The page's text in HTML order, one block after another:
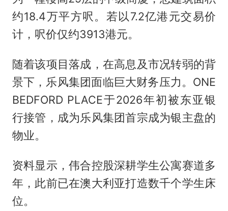
约18.4万平方呎。若以7.2亿港元交易价
计，呎价仅约3913港元。
随着该项目落成，在高息及市况转弱的背
景下，乐风集团面临巨大财务压力。ONE
BEDFORD PLACE于2026年初被东亚银
行接管，成为乐风集团首宗成为银主盘的
物业。
资料显示，伟合控股深耕学生公寓赛道多
年，此前已在澳大利亚打造数千个学生床
位。